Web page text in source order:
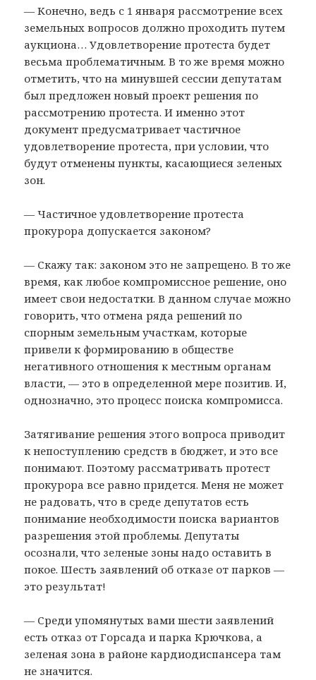
— Конечно, ведь с 1 января рассмотрение всех
земельных вопросов должно проходить путем
аукциона… Удовлетворение протеста будет
весьма проблематичным. В то же время можно
отметить, что на минувшей сессии депутатам
был предложен новый проект решения по
рассмотрению протеста. И именно этот
документ предусматривает частичное
удовлетворение протеста, при условии, что
будут отменены пункты, касающиеся зеленых
зон.
— Частичное удовлетворение протеста
прокурора допускается законом?
— Скажу так: законом это не запрещено. В то же
время, как любое компромиссное решение, оно
имеет свои недостатки. В данном случае можно
говорить, что отмена ряда решений по
спорным земельным участкам, которые
привели к формированию в обществе
негативного отношения к местным органам
власти, — это в определенной мере позитив. И,
однозначно, это процесс поиска компромисса.
Затягивание решения этого вопроса приводит
к непоступлению средств в бюджет, и это все
понимают. Поэтому рассматривать протест
прокурора все равно придется. Меня не может
не радовать, что в среде депутатов есть
понимание необходимости поиска вариантов
разрешения этой проблемы. Депутаты
осознали, что зеленые зоны надо оставить в
покое. Шесть заявлений об отказе от парков —
это результат!
— Среди упомянутых вами шести заявлений
есть отказ от Горсада и парка Крючкова, а
зеленая зона в районе кардиодиспансера там
не значится.